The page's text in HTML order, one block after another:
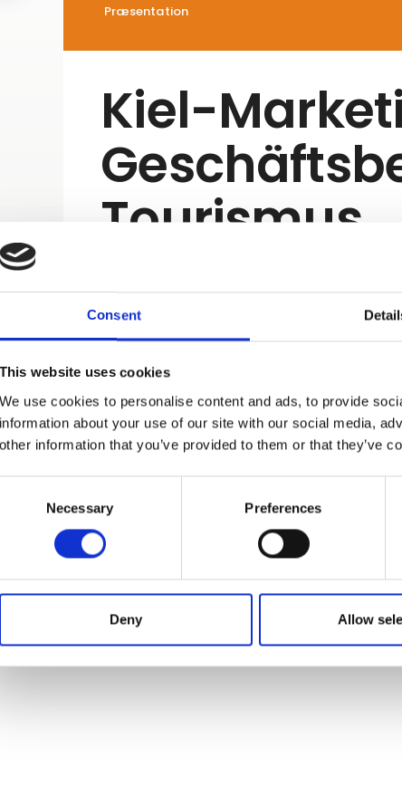
Consent
This website uses cookies
We use cookies to personalise content and ads, to provide
information about your use of our site with our social media,
other information that you’ve provided to them or that they’ve
Necessary Preferences
Deny Allow
Præsentation
Kiel-
Tourismus
Dog har de endnu ikke oplyst yderligere
interesseområder er udfyldt og tilføjet af leverandørerne og er